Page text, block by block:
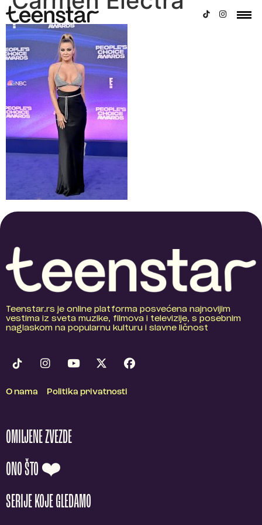
Teenstar.rs je online platforma posvećena najnovijim
vestima iz sveta muzike, filmova i televizije, s posebnim
naglaskom na popularnu kulturu i slavne ličnost
O nama Politika privatnosti
OMILJENE ZVEZDE
ONO ŠTO ❤️
SERIJE KOJE GLEDAMO